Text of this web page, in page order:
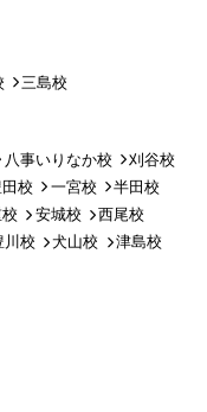
三島校
八事いりなか校
刈谷校
田校 一宮校
半田校
安城校
西尾校
川校 犬山校
津島校